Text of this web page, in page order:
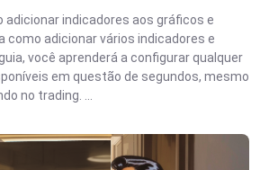
adicionar indicadores aos gráficos e
como adicionar vários indicadores e
você aprenderá a configurar qualquer
em questão de segundos, mesmo
no trading. ...